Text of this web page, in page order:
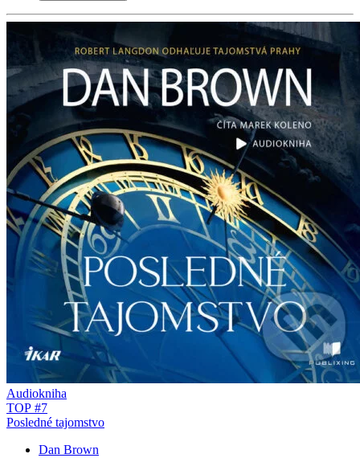
Audiokniha
TOP #7
Posledné tajomstvo
Dan Brown